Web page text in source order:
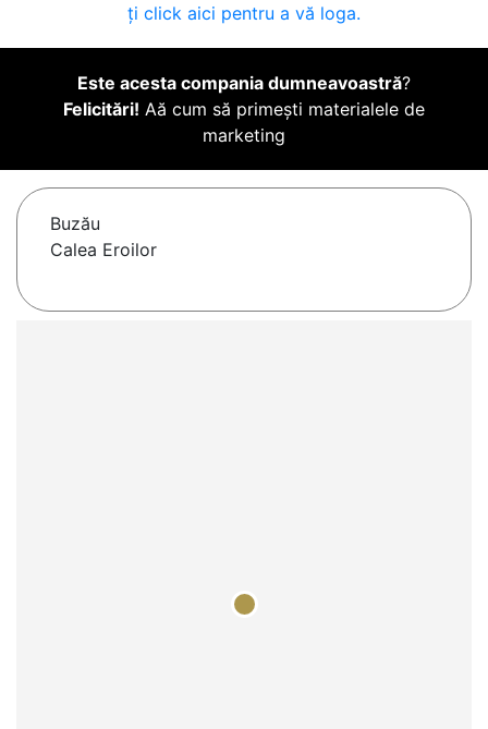
ți click aici pentru a vă loga.
Este acesta compania dumneavoastră?
Felicitări! Aă cum să primești materialele de
marketing
Buzău
Calea Eroilor